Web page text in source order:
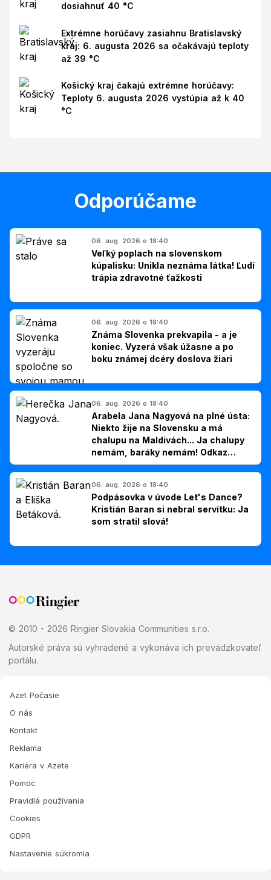
dosiahnuť 40 °C
Extrémne horúčavy zasiahnu Bratislavský
kraj: 6. augusta 2026 sa očakávajú teploty
až 39 °C
Košický kraj čakajú extrémne horúčavy:
Teploty 6. augusta 2026 vystúpia až k 40
°C
Odporúčame
06. aug. 2026 o 18:40
Veľký poplach na slovenskom
kúpalisku: Unikla neznáma látka! Ľudí
trápia zdravotné ťažkosti
06. aug. 2026 o 18:40
Známa Slovenka prekvapila - a je
koniec. Vyzerá však úžasne a po
boku známej dcéry doslova žiari
06. aug. 2026 o 18:40
Arabela Jana Nagyová na plné ústa:
Niekto žije na Slovensku a má
chalupu na Maldivách... Ja chalupy
nemám, baráky nemám! Odkaz
Slovákom
06. aug. 2026 o 18:40
Podpásovka v úvode Let's Dance?
Kristián Baran si nebral servítku: Ja
som stratil slová!
© 2010 - 2026 Ringier Slovakia Communities s.r.o.
Autorské práva sú vyhradené a vykonáva ich prevádzkovateľ
portálu.
Azet Počasie
O nás
Kontakt
Reklama
Kariéra v Azete
Pomoc
Pravidlá používania
Cookies
GDPR
Nastavenie súkromia